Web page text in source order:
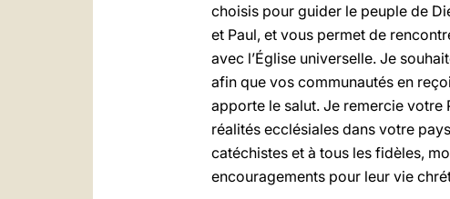
choisis pour guider le peuple de
et Paul, et vous permet de
avec l’Église universelle. Je
afin que vos communautés en
apporte le salut. Je remercie votre
réalités ecclésiales dans votre
catéchistes et à tous les fidèles,
encouragements pour leur vie